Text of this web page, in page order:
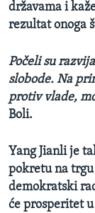
državama i
rezultat onoga
Počeli su
slobode. Na
protiv vlade,
Boli.
Yang Jianli je
pokretu na trgu
demokratski
će prosperitet